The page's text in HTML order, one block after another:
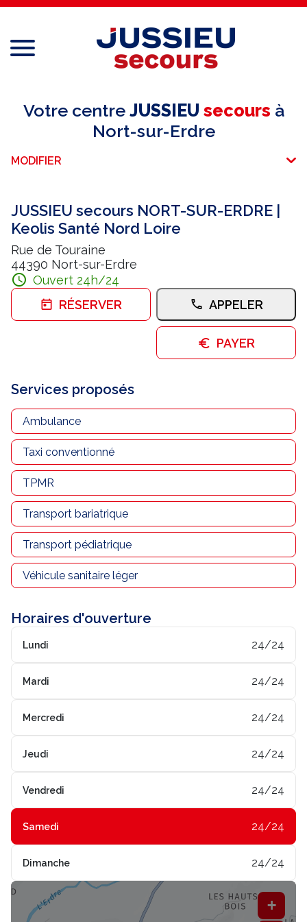
Menu
Réseau national
Services aux professionnels
Espace adhérent
E-paiement
Votre centre JUSSIEU secours à
Nort-sur-Erdre
MODIFIER
JUSSIEU secours NORT-SUR-ERDRE |
Keolis Santé Nord Loire
Rue de Touraine
44390 Nort-sur-Erdre
Ouvert 24h/24
RÉSERVER
APPELER
PAYER
Services proposés
Ambulance
Taxi conventionné
TPMR
Transport bariatrique
Transport pédiatrique
Véhicule sanitaire léger
Horaires d'ouverture
Lundi 24/24
Mardi 24/24
Mercredi 24/24
Jeudi 24/24
Vendredi 24/24
Samedi 24/24
Dimanche 24/24
+